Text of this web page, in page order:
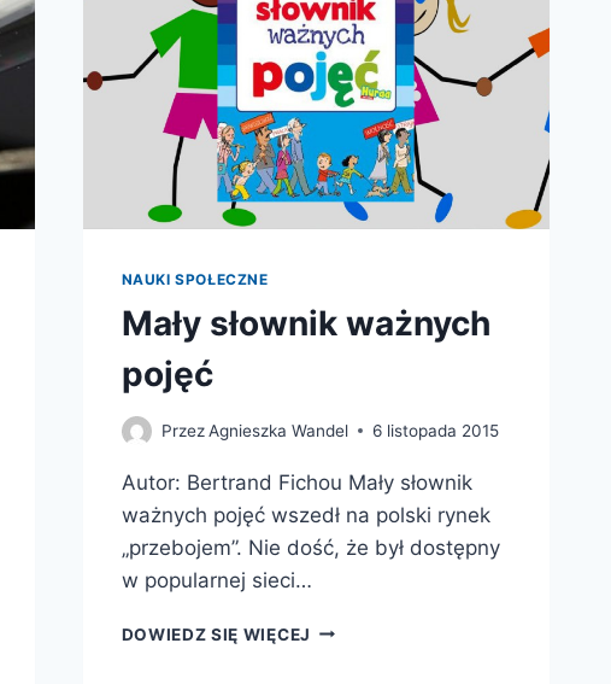
NAUKI SPOŁECZNE
Mały słownik ważnych
pojęć
Przez Agnieszka Wandel 6 listopada 2015
Autor: Bertrand Fichou Mały słownik
ważnych pojęć wszedł na polski rynek
„przebojem”. Nie dość, że był dostępny
w popularnej sieci…
DOWIEDZ SIĘ WIĘCEJ MAŁY